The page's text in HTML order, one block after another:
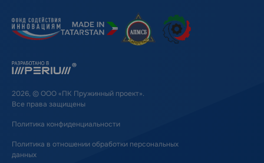
2026, © ООО «ПК Пружинный проект».
Все права защищены
Политика конфиденциальности
Политика в отношении обработки персональных
данных